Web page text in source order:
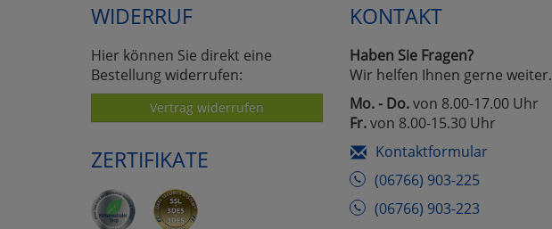
WIDERRUF
Hier können Sie direkt eine
Bestellung widerrufen:
Vertrag widerrufen
ZERTIFIKATE
KONTAKT
Haben Sie Fragen?
Wir helfen Ihnen gerne weiter.
Mo. - Do.von 8.00-17.00 Uhr
Fr.von 8.00-15.30 Uhr
Kontaktformular
(06766) 903-225
(06766) 903-223